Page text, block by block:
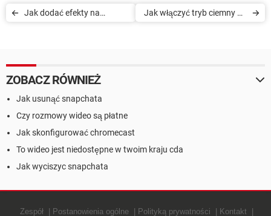
Jak dodać efekty na
Jak włączyć tryb ciemny na
ZOBACZ RÓWNIEŻ
Jak usunąć snapchata
Czy rozmowy wideo są płatne
Jak skonfigurować chromecast
To wideo jest niedostępne w twoim kraju cda
Jak wyciszyc snapchata
Zespół Postanowienia ogólne Polityką prywatności Kontakt